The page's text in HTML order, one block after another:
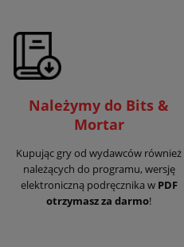
Należymy do Bits &
Mortar
Kupując gry od wydawców również
należących do programu, wersję
elektroniczną podręcznika w PDF
otrzymasz za darmo!